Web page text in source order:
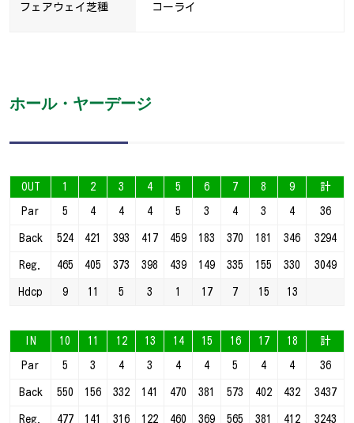
フェアウェイ芝種 コーライ
ホール・ヤーデージ
OUT 1 2 3 4 5 6 7 8 9 計
Par 5 4 4 4 5 3 4 3 4 36
Back 524 421 393 417 459 183 370 181 346 3294
Reg. 465 405 373 398 439 149 335 155 330 3049
Hdcp 9 11 5 3 1 17 7 15 13
IN 10 11 12 13 14 15 16 17 18 計
Par 5 3 4 3 4 4 5 4 4 36
Back 550 156 332 141 470 381 573 402 432 3437
Reg. 477 141 316 122 460 369 565 381 412 3243